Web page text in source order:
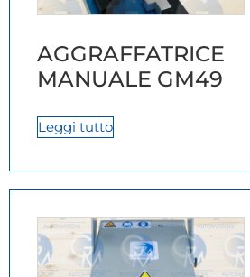
AGGRAFFATRICE
MANUALE GM49
Leggi tutto